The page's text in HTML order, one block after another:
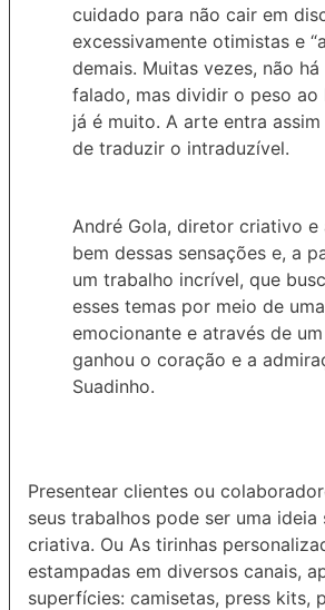
cuidado para não cair em
excessivamente otimistas e
demais. Muitas vezes, não
falado, mas dividir o peso ao
já é muito. A arte entra
de traduzir o intraduzível.
André Gola, diretor criativo
bem dessas sensações e, a
um trabalho incrível, que
esses temas por meio de
emocionante e através de
ganhou o coração e a
Suadinho.
Presentear clientes ou
seus trabalhos pode ser uma ideia
criativa. Ou As tirinhas
estampadas em diversos canais,
superfícies: camisetas, press kits,